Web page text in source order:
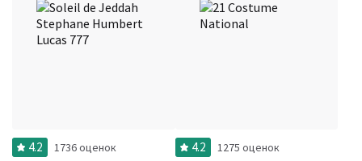
4.2 1736 оценок 4.2 1275 оценок